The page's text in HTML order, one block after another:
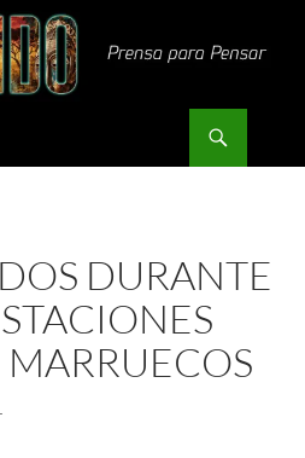
DURANTE